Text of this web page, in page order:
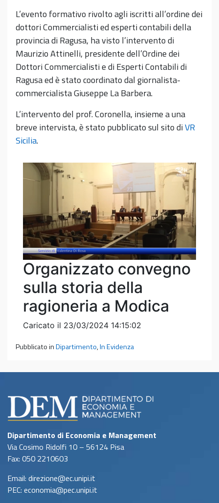
L’evento formativo rivolto agli iscritti all’ordine dei
dottori Commercialisti ed esperti contabili della
provincia di Ragusa, ha visto l’intervento di
Maurizio Attinelli, presidente dell’Ordine dei
Dottori Commercialisti e di Esperti Contabili di
Ragusa ed è stato coordinato dal giornalista-
commercialista Giuseppe La Barbera.
L’intervento del prof. Coronella, insieme a una
breve intervista, è stato pubblicato sul sito diVR
Sicilia.
Pubblicato inDipartimento,In Evidenza
Dipartimento di Economia e Management
Via Cosimo Ridolfi 10 – 56124 Pisa
Fax: 050 2210603
Email: direzione@ec.unipi.it
PEC: economia@pec.unipi.it